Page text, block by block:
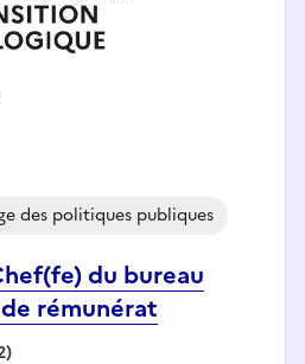
du bureau
rémunérat
des politiques publiques